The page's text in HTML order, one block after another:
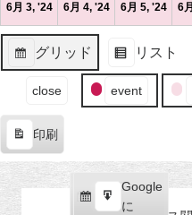
日
日
日
6月 3, '242024
年
月
日
（月）
(1
件
イ
ン
6月 4, '242024
年
月
4
日
（火）
(1
件
イ
ベ
ン
ト)
6月 5, '242024
年
月
5
日
（水
(1
件
イ
ベ
ン
ト)
6
グリッド
表
リスト
表
ン
の
カ
テ
close event
印刷
示
Google
で
購
Google
に
エ